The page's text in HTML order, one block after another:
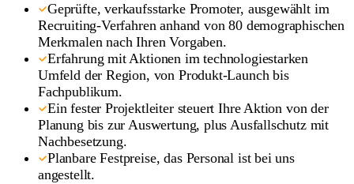
Geprüfte, verkaufsstarke Promoter, ausgewählt im
Recruiting-Verfahren anhand von 80 demographischen
Merkmalen nach Ihren Vorgaben.
Erfahrung mit Aktionen im technologiestarken
Umfeld der Region, von Produkt-Launch bis
Fachpublikum.
Ein fester Projektleiter steuert Ihre Aktion von der
Planung bis zur Auswertung, plus Ausfallschutz mit
Nachbesetzung.
Planbare Festpreise, das Personal ist bei uns
angestellt.